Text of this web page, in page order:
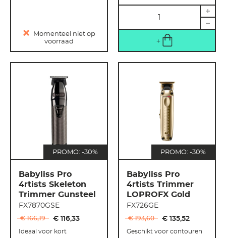
Momenteel niet op
voorraad
PROMO: -30%
Babyliss Pro
4rtists Skeleton
Trimmer Gunsteel
FX7870GSE
€ 166,19 € 116,33
Ideaal voor kort
PROMO: -30%
Babyliss Pro
4rtists Trimmer
LOPROFX Gold
FX726GE
€ 193,60 € 135,52
Geschikt voor contouren